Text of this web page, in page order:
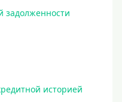
задолженности
историей